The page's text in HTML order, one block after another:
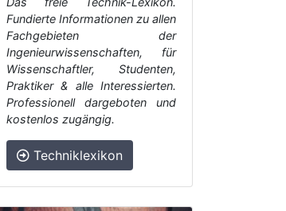
Fundierte Informationen zu allen
Fachgebieten der
Ingenieurwissenschaften, für
Wissenschaftler, Studenten,
Praktiker & alle Interessierten.
Professionell dargeboten und
kostenlos zugängig.
Techniklexikon